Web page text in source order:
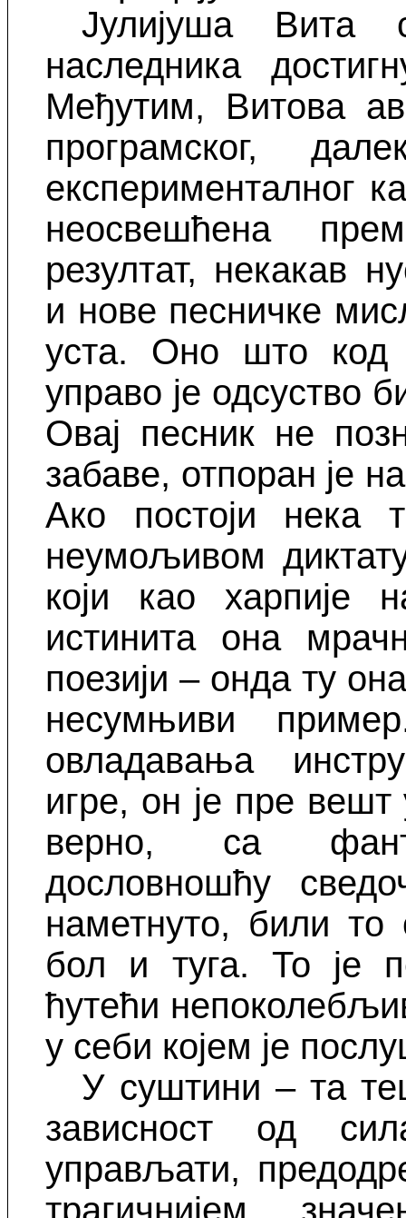
Јулијуша Вита
наследника
Међутим, Витова
програмског,
експерименталног
неосвешћена
резултат, некакав
и нове песничке
уста. Оно што код
управо је одсуство
Овај песник не
забаве, отпоран је
Ако постоји нека
неумољивом
који као харпије
истинита она
поезији – онда ту
несумњиви
овладавања
игре, он је пре
верно, са
дословношћу
наметнуто, били
бол и туга. То је
ћутећи
у себи којем је
У суштини – та
зависност од
управљати,